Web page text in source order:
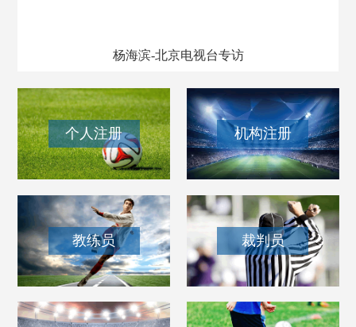
杨海滨-北京电视台专访
个人注册 机构注册
教练员 裁判员